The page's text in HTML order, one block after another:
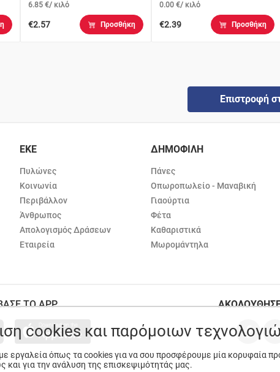
6.85 €/ κιλό
€2.57 Προσθήκη
0.00 €/ κιλό
€2.39 Προσθήκη
Επιστροφή
ΕΚΕ
Πυλώνες
Κοινωνία
Περιβάλλον
Άνθρωπος
Απολογισμός Δράσεων
Εταιρεία
ΔΗΜΟΦΙΛΗ
Πάνες
Οπωροπωλείο - Μαναβική
Γιαούρτια
Φέτα
Καθαριστικά
Μωρομάντηλα
ΤΟ APP
cookies και παρόμοιων
εργαλεία όπως τα cookies για να σου προσφέρουμε μία κορυφαία
και για την ανάλυση της επισκεψιμότητάς μας.